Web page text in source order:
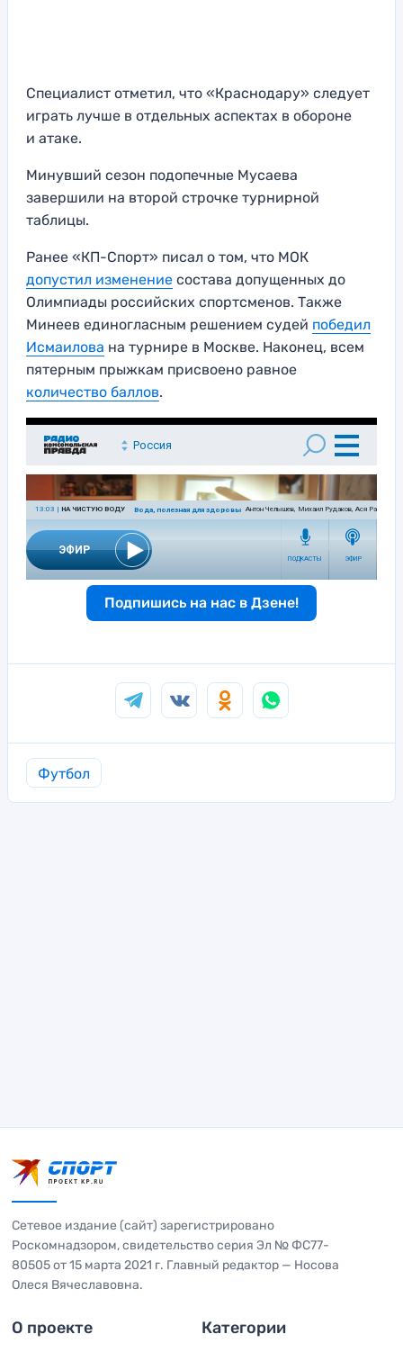
Специалист отметил, что «Краснодару» следует
играть лучше в отдельных аспектах в обороне
и атаке.
Минувший сезон подопечные Мусаева
завершили на второй строчке турнирной
таблицы.
Ранее «КП-Спорт» писал о том, что МОК
допустил изменение состава допущенных до
Олимпиады российских спортсменов. Также
Минеев единогласным решением судей победил
Исмаилова на турнире в Москве. Наконец, всем
пятерным прыжкам присвоено равное
количество баллов.
Подпишись на нас в Дзене!
Футбол
Сетевое издание (сайт) зарегистрировано
Роскомнадзором, свидетельство серия Эл № ФС77-
80505 от 15 марта 2021 г. Главный редактор — Носова
Олеся Вячеславовна.
О проекте Категории